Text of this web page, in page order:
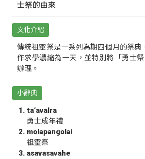
士祭的由來
文化介紹
傳統祖靈祭是一系列為期四個月的祭典
作求學濃縮為一天，並特別將「勇士
辦理。
小辭典
ta‘avalra
勇士成年禮
molapangolai
祖靈祭
asavasavahe